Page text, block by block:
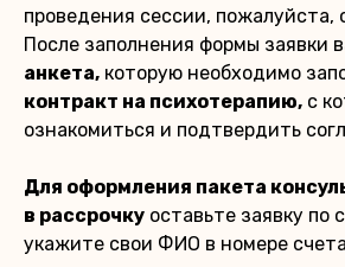
проведения сессии, пожалуйста,
После заполнения формы заявки
анкета, которую необходимо
контракт на психотерапию, с
ознакомиться и подтвердить
Для оформления пакета
в рассрочку оставьте заявку по
укажите свои ФИО в номере